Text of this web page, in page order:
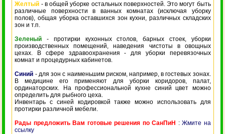
Желтый - в общей уборке остальных поверхностей. Это могут быть
различные поверхности в ванных комнатах (исключая уборку
полов), общая уборка оставшихся зон кухни, различных складских
зон и т.п.
Зеленый - протирки кухонных столов, барных стоек, уборки
производственных помещений, наведения чистоты в овощных
цехах. В сфере здравоохранения - для уборки перевязочных
комнат и процедурных кабинетов.
Синий - для зон с наименьшим риском, например, в гостевых зонах.
В медицине его применяют для уборки коридоров, палат,
ординаторских. На профессиональной кухне синий цвет можно
определить для рыбного цеха.
Инвентарь с синей кодировкой также можно использовать для
протирки различной мебели.
Рады предложить Вам готовые решения по СанПиН :Жмите на
ссылку